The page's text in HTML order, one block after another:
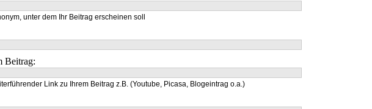
unter dem Ihr Beitrag erscheinen soll
Beitrag:
Link zu Ihrem Beitrag z.B. (Youtube, Picasa, Blogeintrag o.a.)